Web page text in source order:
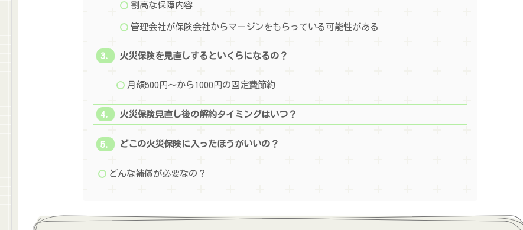
割高な保障内容
管理会社が保険会社からマージンをもらっている可能性がある
火災保険を見直しするといくらになるの？
月額500円～から1000円の固定費節約
火災保険見直し後の解約タイミングはいつ？
どこの火災保険に入ったほうがいいの？
どんな補償が必要なの？